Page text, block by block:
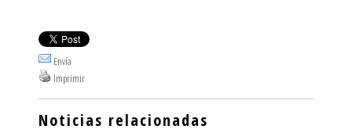
Envía
Imprimir
Noticias relacionadas